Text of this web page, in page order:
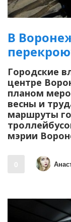
В
Городские
центре
планом
весны и
маршруты
мэрии
0